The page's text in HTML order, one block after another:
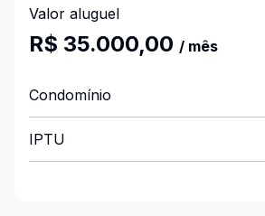
Valor aluguel
R$ 35.000,00 / mês
Condomínio
IPTU